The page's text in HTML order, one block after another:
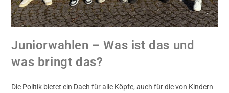
Juniorwahlen – Was ist das und
was bringt das?
Die Politik bietet ein Dach für alle Köpfe, auch für die von Kindern